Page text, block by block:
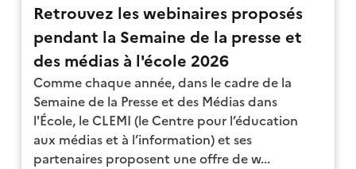
Retrouvez les webinaires proposés
pendant la Semaine de la presse et
des médias à l'école 2026
Comme chaque année, dans le cadre de la
Semaine de la Presse et des Médias dans
l'École, le CLEMI (le Centre pour l’éducation
aux médias et à l’information) et ses
partenaires proposent une offre de w...